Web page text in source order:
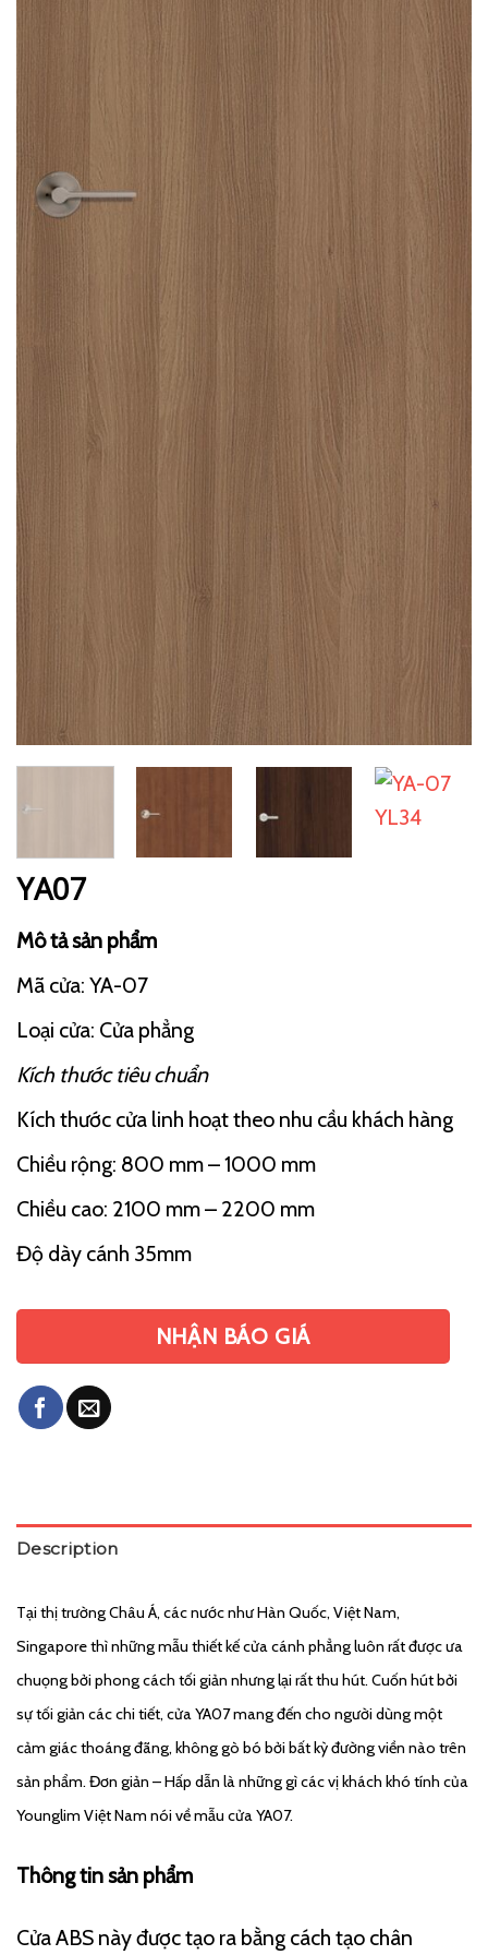
YA07
Mô tả sản phẩm
Mã cửa: YA-07
Loại cửa: Cửa phẳng
Kích thước tiêu chuẩn
Kích thước cửa linh hoạt theo nhu cầu khách hàng
Chiều rộng: 800 mm – 1000 mm
Chiều cao: 2100 mm – 2200 mm
Độ dày cánh 35mm
NHẬN BÁO GIÁ
Description
Tại thị trường Châu Á, các nước như Hàn Quốc, Việt Nam,
Singapore thì những mẫu thiết kế cửa cánh phẳng luôn rất được ưa
chuọng bởi phong cách tối giản nhưng lại rất thu hút. Cuốn hút bởi
sự tối giản các chi tiết, cửa YA07 mang đến cho người dùng một
cảm giác thoáng đãng, không gò bó bởi bất kỳ đường viền nào trên
sản phẩm. Đơn giản – Hấp dẫn là những gì các vị khách khó tính của
Younglim Việt Nam nói về mẫu cửa YA07.
Thông tin sản phẩm
Cửa ABS này được tạo ra bằng cách tạo chân